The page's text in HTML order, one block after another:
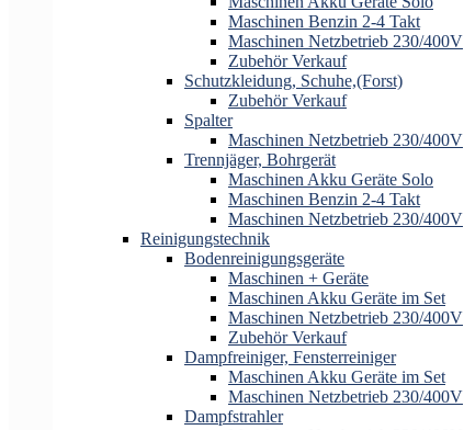
Maschinen Benzin 2-4 Takt
Maschinen Netzbetrieb 230/400V
Zubehör Verkauf
Schutzkleidung, Schuhe,(Forst)
Zubehör Verkauf
Spalter
Maschinen Netzbetrieb 230/400V
Trennjäger, Bohrgerät
Maschinen Akku Geräte Solo
Maschinen Benzin 2-4 Takt
Maschinen Netzbetrieb 230/400V
Reinigungstechnik
Bodenreinigungsgeräte
Maschinen + Geräte
Maschinen Akku Geräte im Set
Maschinen Netzbetrieb 230/400V
Zubehör Verkauf
Dampfreiniger, Fensterreiniger
Maschinen Akku Geräte im Set
Maschinen Netzbetrieb 230/400V
Dampfstrahler